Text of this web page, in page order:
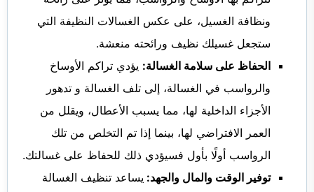
ونظافة الغسيل، على عكس الغسالات النظيفة التي
ستجعل غسيلك نظيف ورائحته منعشة.
الحفاظ على سلامة الغسالة: يؤدي تراكم الأوساخ
والرواسب في الغسالة، إلى تلف الغسالة و تدهور
الأجزاء الداخلية لها، مما يسبب الأعطال، ويقلل من
العمر الافتراضي لها، بينما إذا تم التخلص من تلك
الرواسب أولًا بأول فسيؤدي ذلك للحفاظ على غسالتك.
توفير الوقت والمال والجهد: يساعد تنظيف الغسالة